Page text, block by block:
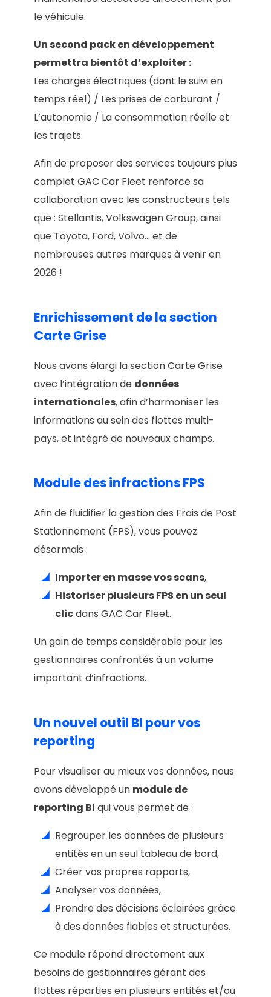
le véhicule.
Un second pack en développement
permettra bientôt d’exploiter :
Les charges électriques (dont le suivi en
temps réel) / Les prises de carburant /
L’autonomie / La consommation réelle et
les trajets.
Afin de proposer des services toujours plus
complet GAC Car Fleet renforce sa
collaboration avec les constructeurs tels
que : Stellantis, Volkswagen Group, ainsi
que Toyota, Ford, Volvo… et de
nombreuses autres marques à venir en
2026 !
Enrichissement de la section
Carte Grise
Nous avons élargi la section Carte Grise
avec l’intégration de données
internationales, afin d’harmoniser les
informations au sein des flottes multi-
pays, et intégré de nouveaux champs.
Module des infractions FPS
Afin de fluidifier la gestion des Frais de Post
Stationnement (FPS), vous pouvez
désormais :
Importer en masse vos scans,
Historiser plusieurs FPS en un seul
clicdans GAC Car Fleet.
Un gain de temps considérable pour les
gestionnaires confrontés à un volume
important d’infractions.
Un nouvel outil BI pour vos
reporting
Pour visualiser au mieux vos données, nous
avons développé un module de
reporting BI qui vous permet de :
Regrouper les données de plusieurs
entités en un seul tableau de bord,
Créer vos propres rapports,
Analyser vos données,
Prendre des décisions éclairées grâce
à des données fiables et structurées.
Ce module répond directement aux
besoins de gestionnaires gérant des
flottes réparties en plusieurs entités et/ou